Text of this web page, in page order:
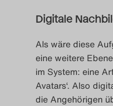
Digitale
Als wäre diese
eine weitere
im System: eine
Avatars‘. Also
die Angehörigen